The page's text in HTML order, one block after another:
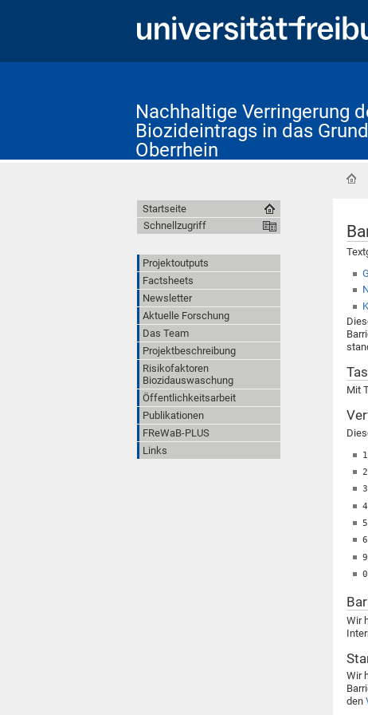
Nachhaltige Verringerung
Biozideintrags in das
Oberrhein
Mit
1
2
3
4
5
6
9
0
Wir
Wir
den
Startseite
Schnellzugriff
Projektoutputs
Factsheets
Newsletter
Aktuelle Forschung
Das Team
Projektbeschreibung
Risikofaktoren
Biozidauswaschung
Öffentlichkeitsarbeit
Publikationen
FReWaB-PLUS
Links